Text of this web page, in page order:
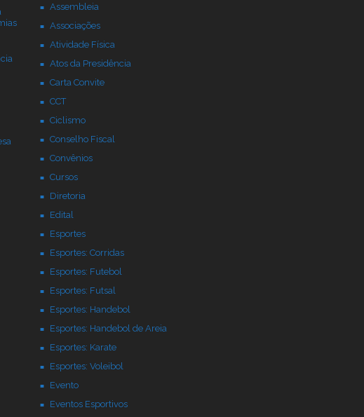
Assembleia
Associações
Atividade Física
Atos da Presidência
Carta Convite
CCT
Ciclismo
Conselho Fiscal
Convênios
Cursos
Diretoria
Edital
Esportes
Esportes: Corridas
Esportes: Futebol
Esportes: Futsal
Esportes: Handebol
Esportes: Handebol de Areia
Esportes: Karate
Esportes: Voleibol
Evento
Eventos Esportivos